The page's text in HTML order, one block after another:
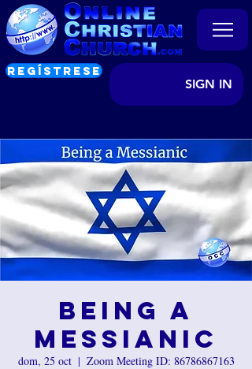
REGÍSTRESE
SIGN IN
Being a
Messianic
dom, 25 oct
  |
Zoom Meeting ID: 86786867163